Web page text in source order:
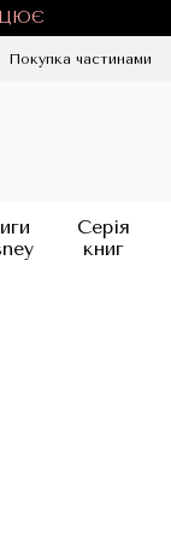
Покупка частинами
Серія
книг